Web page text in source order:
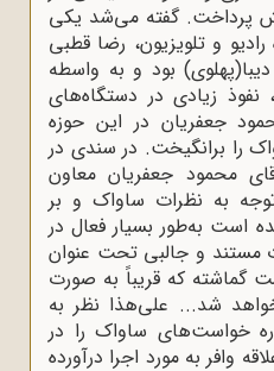
پرداخت. گفته می‌شد یکی
رادیو و تلویزیون، رضا قطبی
بود و به واسطه
نفوذ زیادی در دستگاه‌های
جعفریان در این حوزه
را برانگیخت. در سندی در
محمود جعفریان معاون
به نظرات ساواک و بر
است به‌طور بسیار فعال در
مستند و جالبی تحت عنوان
گماشته که قریباً به صورت
شد... علی‌هذا نظر به
خواست‌های ساواک را در
وافر به مورد اجرا درآورده